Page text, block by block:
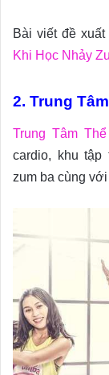
Bài viết đề
Khi Học Nhảy
2. Trung
Trung Tâm
cardio, khu tập
zum ba cùng